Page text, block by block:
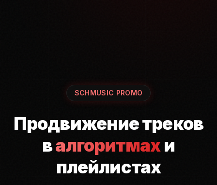
SCHMUSIC PROMO
Продвижение треков
валгоритмахи
плейлистах